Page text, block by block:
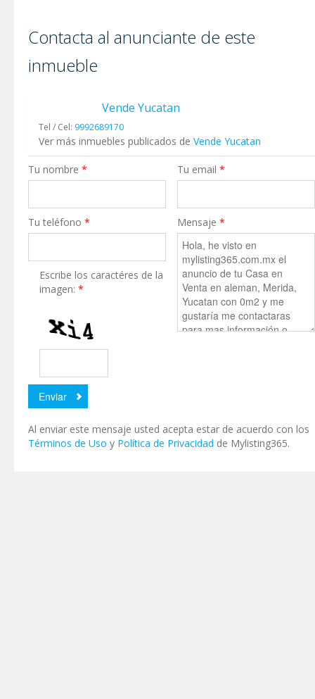
Contacta al anunciante de este
inmueble
Vende Yucatan
Tel / Cel: 9992689170
Ver más inmuebles publicados de Vende Yucatan
Tu nombre * Tu email*
Tu teléfono * Mensaje*
Escribe los caractéres de la
imagen:*
Al enviar este mensaje usted acepta estar de acuerdo con los
Términos de Uso y Política de Privacidad de Mylisting365.